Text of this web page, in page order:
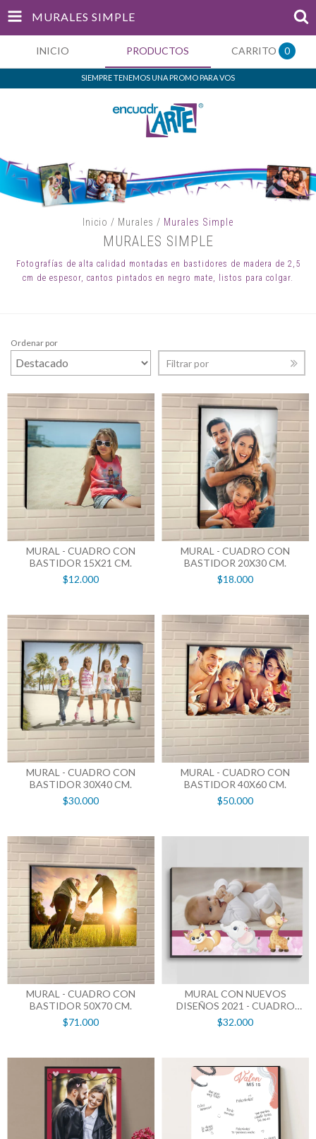
MURALES SIMPLE
INICIO PRODUCTOS CARRITO 0
SIEMPRE TENEMOS UNA PROMO PARA VOS
Inicio / Murales / Murales Simple
MURALES SIMPLE
Fotografías de alta calidad montadas en bastidores de madera de 2,5
cm de espesor, cantos pintados en negro mate, listos para colgar.
Ordenar por
Filtrar por
MURAL - CUADRO CON
BASTIDOR 15X21 CM.
$12.000
MURAL - CUADRO CON
BASTIDOR 20X30 CM.
$18.000
MURAL - CUADRO CON
BASTIDOR 30X40 CM.
$30.000
MURAL - CUADRO CON
BASTIDOR 40X60 CM.
$50.000
MURAL - CUADRO CON
BASTIDOR 50X70 CM.
$71.000
MURAL CON NUEVOS
DISEÑOS 2021 - CUADRO
CON BASTIDOR 20X30 CM.
$32.000